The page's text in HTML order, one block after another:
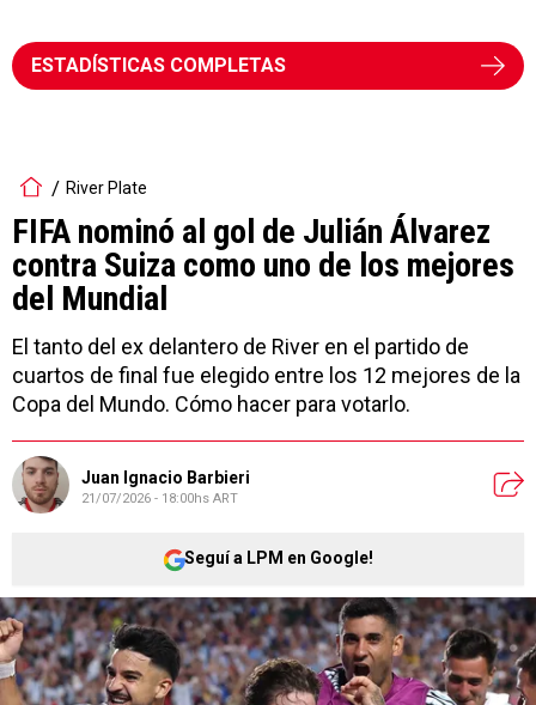
ESTADÍSTICAS COMPLETAS
River Plate
FIFA nominó al gol de Julián Álvarez
contra Suiza como uno de los mejores
del Mundial
El tanto del ex delantero de River en el partido de
cuartos de final fue elegido entre los 12 mejores de la
Copa del Mundo. Cómo hacer para votarlo.
Juan Ignacio Barbieri
21/07/2026 - 18:00hs ART
Seguí a LPM en Google!